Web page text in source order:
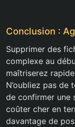
Conclusion :
Supprimer des
complexe au
maîtriserez
N’oubliez pas de
de confirmer une
coûter cher en
davantage de